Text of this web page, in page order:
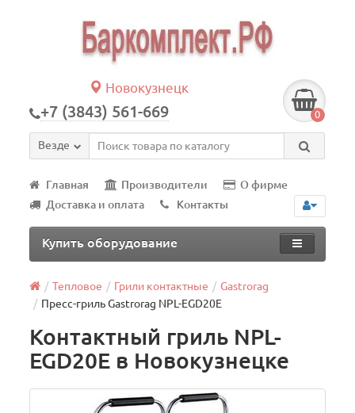
Новокузнецк
+7 (3843) 561-669 0
Везде
Главная Производители
О фирме
Доставка и оплата
Контакты
Купить оборудование
Тепловое Грили контактные
Gastrorag
Пресс-гриль Gastrorag NPL-EGD20E
Контактный гриль NPL-
EGD20E в Новокузнецке